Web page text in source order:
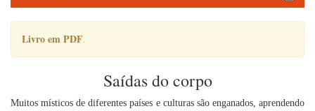
Livro em PDF.
Saídas do corpo
Muitos místicos de diferentes países e culturas são enganados, aprendendo